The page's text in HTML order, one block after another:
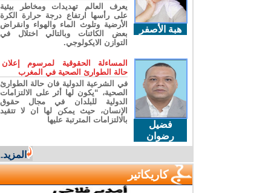
هبة الأصفر
يعرف العالم تهديدات ومخاطر بيئية
على رأسها ارتفاع درجة حرارة الكرة
الأرضية وتلوث الماء والهواء وانقراض
بعض الكائنات وبالتالي اختلال في
التوازن الايكولوجي.
فضيل
رضوان
المساءلة الحقوقية لمرسوم إعلان
حالة الطوارئ الصحية في المغرب
في الشرعية الدولية فان حالة الطوارئ
الصحية، “يكون لها أثر على الالتزامات
الدولية للبلدان في مجال حقوق
الإنسان، حيث يمكن لها ان لا تتقيد
بالالتزامات المترتبة عليها
المزيد...
كاريكاتير